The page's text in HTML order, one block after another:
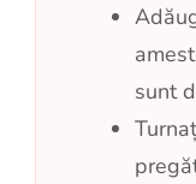
sunt